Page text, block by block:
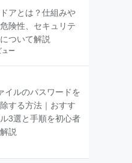
アとは？仕組みや
険性、セキュリテ
ついて解説
ュー
イルのパスワードを
する方法｜おすす
3選と手順を初心者
説